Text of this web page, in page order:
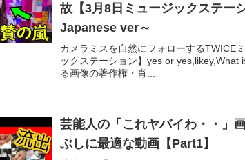
故【3月8日ミュージックステ
Japanese ver～
カメラミスを自然にフォローするTWICE
ックステーション】yes or
る画像の著作権・肖...
芸能人の「これヤバイわ・・」
ぶしに最適な動画【Part1】